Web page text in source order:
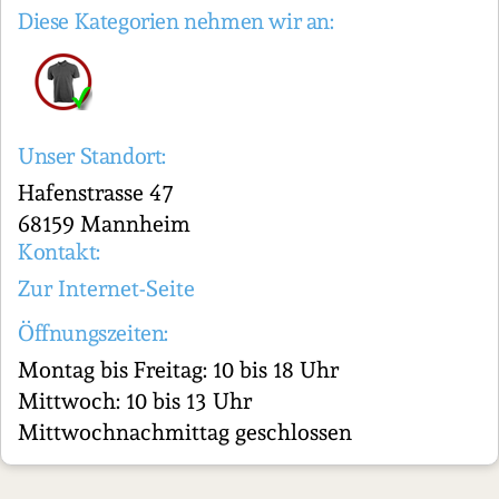
Diese Kategorien nehmen wir an:
Unser Standort:
Hafenstrasse 47
68159 Mannheim
Kontakt:
Zur Internet-Seite
Öffnungszeiten:
Montag bis Freitag: 10 bis 18 Uhr
Mittwoch: 10 bis 13 Uhr
Mittwochnachmittag geschlossen